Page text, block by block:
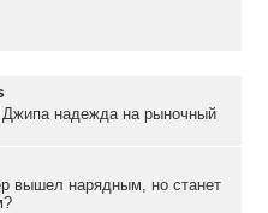
Джипа надежда на рыночный
вышел нарядным, но станет